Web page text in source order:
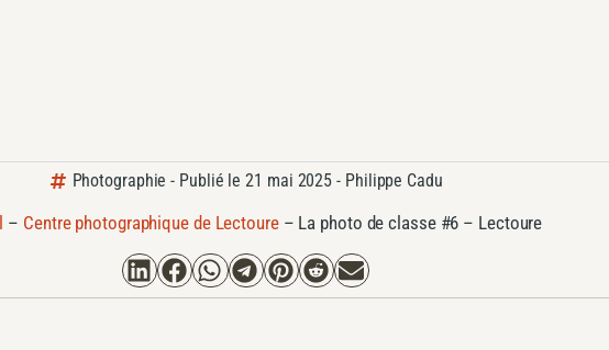
Photographie - Publié le 21 mai 2025 - Philippe Cadu
– Centre photographique de Lectoure– La photo de classe #6 – Lectoure